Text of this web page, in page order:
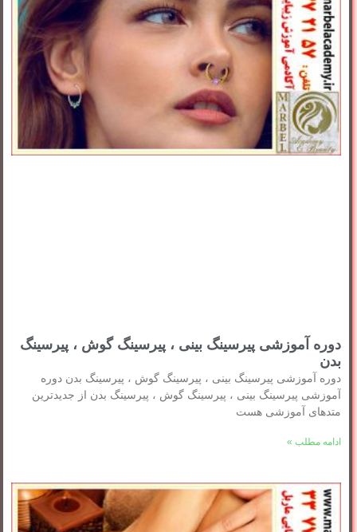
دوره آموزشی پیرسینگ بینی ، پیرسینگ گوش ، پیرسینگ
بدن
دوره آموزشی پیرسینگ بینی ، پیرسینگ گوش ، پیرسینگ بدن دوره
آموزشی پیرسینگ بینی ، پیرسینگ گوش ، پیرسینگ بدن از جدیدترین
متدهای آموزشی هست
ادامه مطلب »